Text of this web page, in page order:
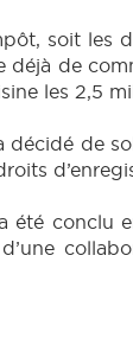
soit
de
les 2,5
de
été